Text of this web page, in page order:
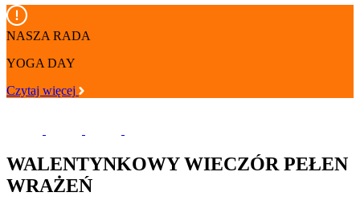
NASZA RADA
YOGA DAY
Czytaj więcej
WALENTYNKOWY WIECZÓR PEŁEN
WRAŻEŃ